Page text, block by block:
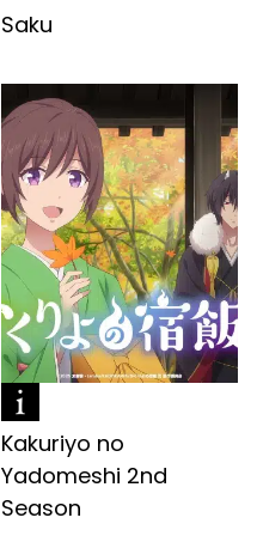
Saku
Kakuriyo no
Yadomeshi 2nd
Season